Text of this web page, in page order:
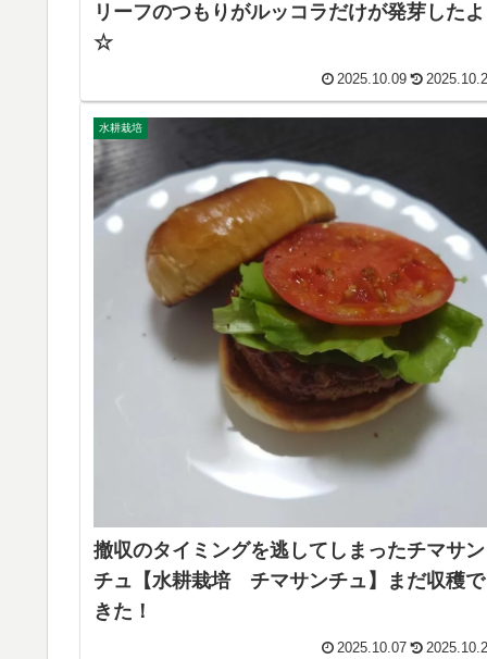
リーフのつもりがルッコラだけが発芽したよ
☆
2025.10.09
水耕栽培
撤収のタイミングを逃してしまったチマサン
チュ【水耕栽培 チマサンチュ】まだ収穫で
きた！
2025.10.07